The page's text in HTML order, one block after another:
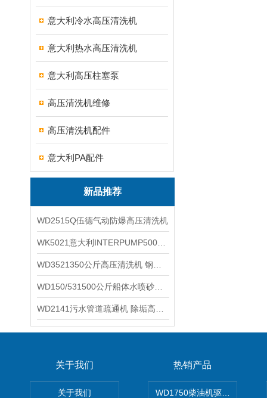
意大利冷水高压清洗机
意大利热水高压清洗机
意大利高压柱塞泵
高压清洗机维修
高压清洗机配件
意大利PA配件
新品推荐
WD2515Q伍德气动防爆高压清洗机
关于我们
关于我们
热销产品
WD1750柴油机驱动高压清洗